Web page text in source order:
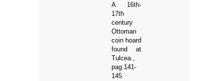
A 16th-
17th
century
Ottoman
coin hoard
found at
Tulcea.,
pag.141-
145